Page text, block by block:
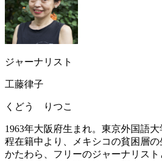
ジャーナリスト
工藤律子
くどう りつこ
1963年大阪府生まれ。東京外国語
程在籍中より、メキシコの貧困層
かたわら、フリーのジャーナリス